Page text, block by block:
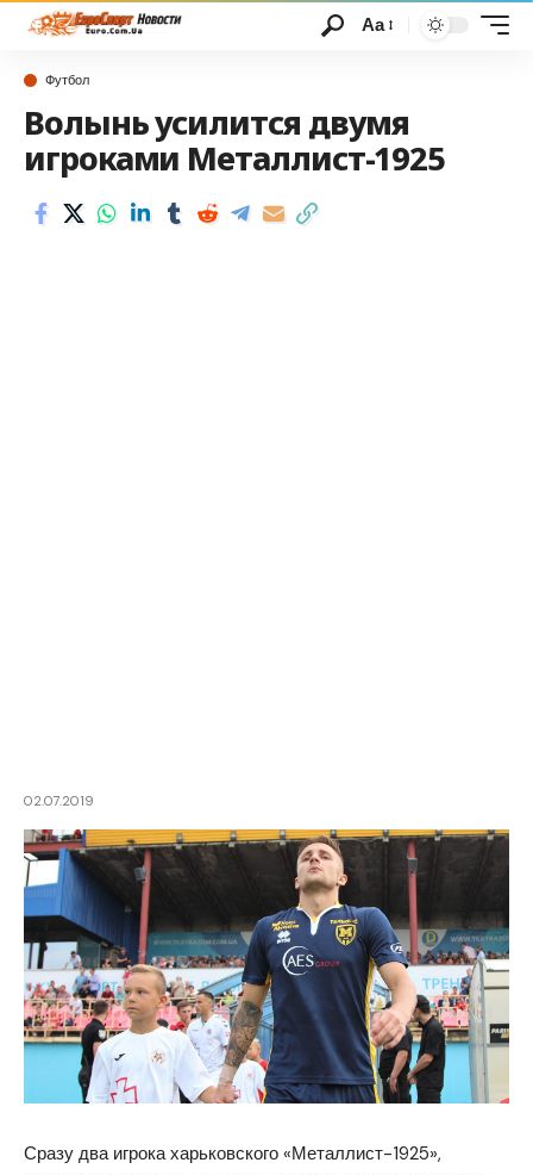
Аа
Футбол
Волынь усилится двумя
игроками Металлист-1925
02.07.2019
Сразу два игрока харьковского «Металлист-1925»,